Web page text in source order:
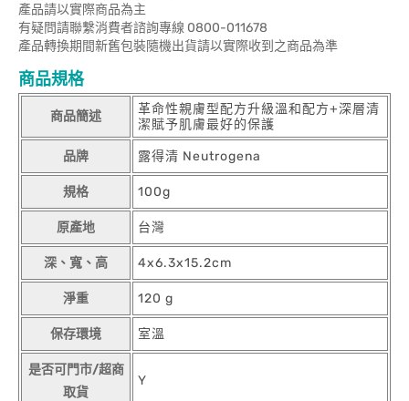
產品請以實際商品為主
有疑問請聯繫消費者諮詢專線 0800-011678
產品轉換期間新舊包裝隨機出貨請以實際收到之商品為準
商品規格
商品簡述
革命性親膚型配方升級溫和配方+深層清
潔賦予肌膚最好的保護
品牌 露得清 Neutrogena
規格 100g
原產地 台灣
深、寬、高 4x6.3x15.2cm
淨重 120 g
保存環境 室溫
是否可門市/超商
取貨
Y